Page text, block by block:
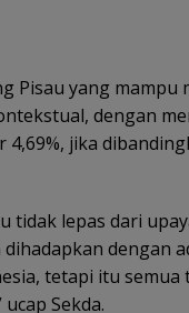
Pisau yang mampu
dengan
jika
tidak lepas dari
dengan
tetapi itu
Sekda.